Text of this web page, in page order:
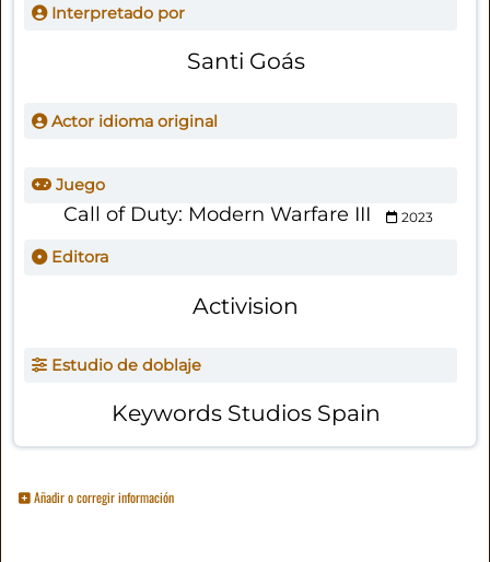
Interpretado por
Santi Goás
Actor idioma original
Juego
Call of Duty: Modern Warfare III 2023
Editora
Activision
Estudio de doblaje
Keywords Studios Spain
Añadir o corregir información